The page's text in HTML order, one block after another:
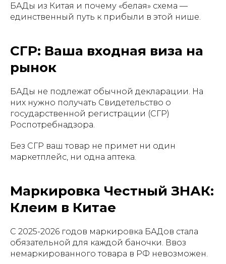
БАДы из Китая и почему «белая» схема —
единственный путь к прибыли в этой нише.
СГР: Ваша входная виза на
рынок
БАДы не подлежат обычной декларации. На
них нужно получать Свидетельство о
государственной регистрации (СГР)
Роспотребнадзора.
Без СГР ваш товар не примет ни один
маркетплейс, ни одна аптека.
Маркировка Честный ЗНАК:
Клеим в Китае
С 2025-2026 годов маркировка БАДов стала
обязательной для каждой баночки. Ввоз
немаркированного товара в РФ невозможен.